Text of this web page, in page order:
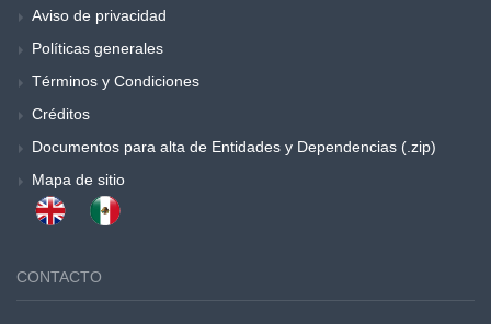
Aviso de privacidad
Políticas generales
Términos y Condiciones
Créditos
Documentos para alta de Entidades y Dependencias (.zip)
Mapa de sitio
CONTACTO